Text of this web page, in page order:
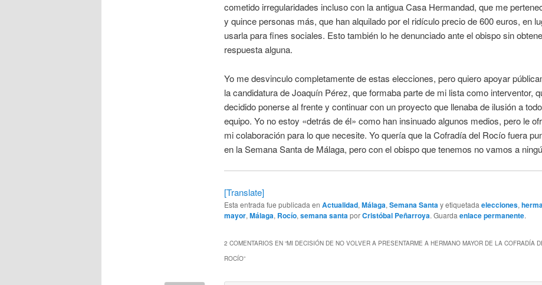
cometido irregularidades incluso con la antigua Casa Hermandad, que me
y quince personas más, que han alquilado por el ridículo precio de 600 euros, en
usarla para fines sociales. Esto también lo he denunciado ante el obispo sin
respuesta alguna.
Yo me desvinculo completamente de estas elecciones, pero quiero apoyar
la candidatura de Joaquín Pérez, que formaba parte de mi lista como interventor,
decidido ponerse al frente y continuar con un proyecto que llenaba de ilusión a
equipo. Yo no estoy «detrás de él» como han insinuado algunos medios, pero le
mi colaboración para lo que necesite. Yo quería que la Cofradía del Rocío fuera
en la Semana Santa de Málaga, pero con el obispo que tenemos no vamos a
[Translate]
Esta entrada fue publicada en Actualidad, Málaga, Semana Santay etiquetada elecciones,
mayor, Málaga, Rocío, semana santaporCristóbal Peñarroya. Guarda enlace permanente.
2 COMENTARIOS EN “MI DECISIÓN DE NO VOLVER A PRESENTARME A HERMANO MAYOR DE LA COFRADÍA
ROCÍO”